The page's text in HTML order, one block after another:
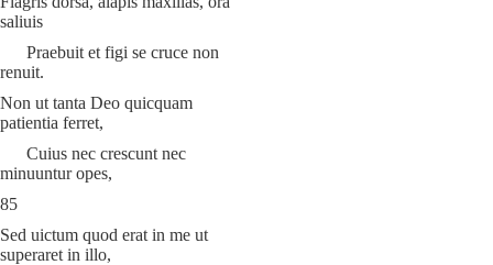
saliuis
Praebuit et figi se cruce non
renuit.
Non ut tanta Deo quicquam
patientia ferret,
Cuius nec crescunt nec
minuuntur opes,
85
Sed uictum quod erat in me ut
superaret in illo,